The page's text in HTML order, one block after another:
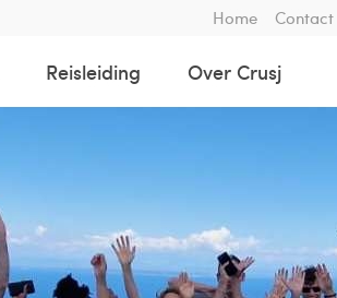
Home Contact
Reisleiding Over Crusj